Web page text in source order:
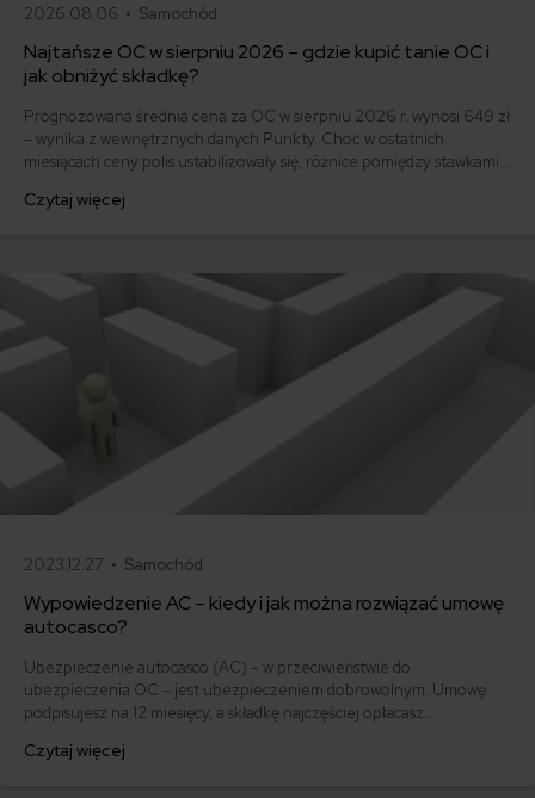
2026.08.06 • Samochód
Najtańsze OC w sierpniu 2026 – gdzie kupić tanie OC i
jak obniżyć składkę?
Prognozowana średnia cena za OC w sierpniu 2026 r. wynosi 649 zł
– wynika z wewnętrznych danych Punkty. Choć w ostatnich
miesiącach ceny polis ustabilizowały się, różnice pomiędzy stawkami
500 zł, inni – powyżej 1500 zł. Gdzie znaleźć najtańsze OC w Polsce
Czytaj więcej
2023.12.27 • Samochód
Wypowiedzenie AC – kiedy i jak można rozwiązać umowę
autocasco?
Ubezpieczenie autocasco (AC) – w przeciwieństwie do
ubezpieczenia OC – jest ubezpieczeniem dobrowolnym. Umowę
podpisujesz na 12 miesięcy, a składkę najczęściej opłacasz
ofertę lub zdecydowałeś się sprzedać samochód w trakcie trwania
Czytaj więcej